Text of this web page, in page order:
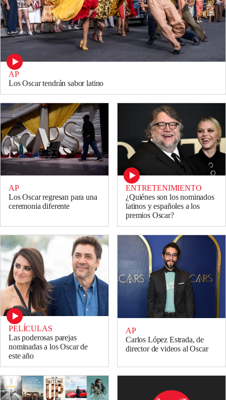
AP
Los Oscar tendrán sabor latino
AP
Los Oscar regresan para una
ceremonia diferente
ENTRETENIMIENTO
¿Quiénes son los nominados
latinos y españoles a los
premios Oscar?
PELÍCULAS
Las poderosas parejas
nominadas a los Oscar de
este año
AP
Carlos López Estrada, de
director de videos al Oscar